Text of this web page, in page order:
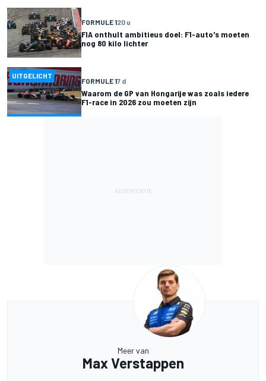
FORMULE 120 u
FIA onthult ambitieus doel: F1-auto's moeten
nog 80 kilo lichter
UITGELICHT
FORMULE 17 d
Waarom de GP van Hongarije was zoals iedere
F1-race in 2026 zou moeten zijn
Meer van
Max Verstappen